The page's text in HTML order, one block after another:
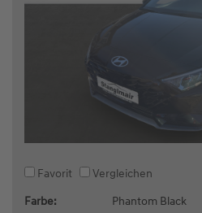
Favorit
Vergleichen
Farbe:
Phantom Black